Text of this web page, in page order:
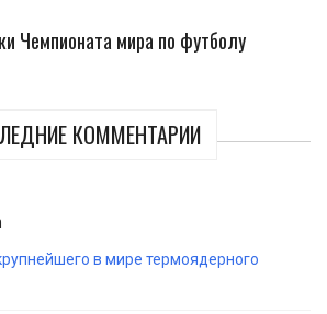
Чемпионата мира по футболу
КОММЕНТАРИИ
в мире термоядерного